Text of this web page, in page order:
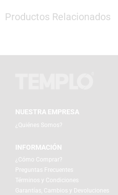
Productos Relacionados
NUESTRA EMPRESA
¿Quiénes Somos?
INFORMACIÓN
¿Cómo Comprar?
Preguntas Frecuentes
Términos y Condiciones
Garantías, Cambios y Devoluciones